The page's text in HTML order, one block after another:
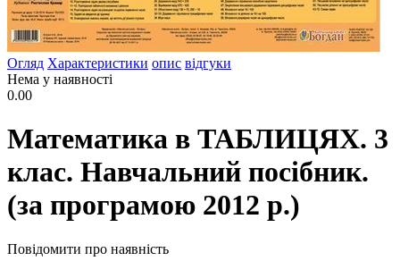
Огляд Характеристики опис відгуки
Нема у наявності
0.00
Математика в ТАБЛИЦЯХ. 3
клас. Навчальний посібник.
(за програмою 2012 р.)
Повідомити про наявність